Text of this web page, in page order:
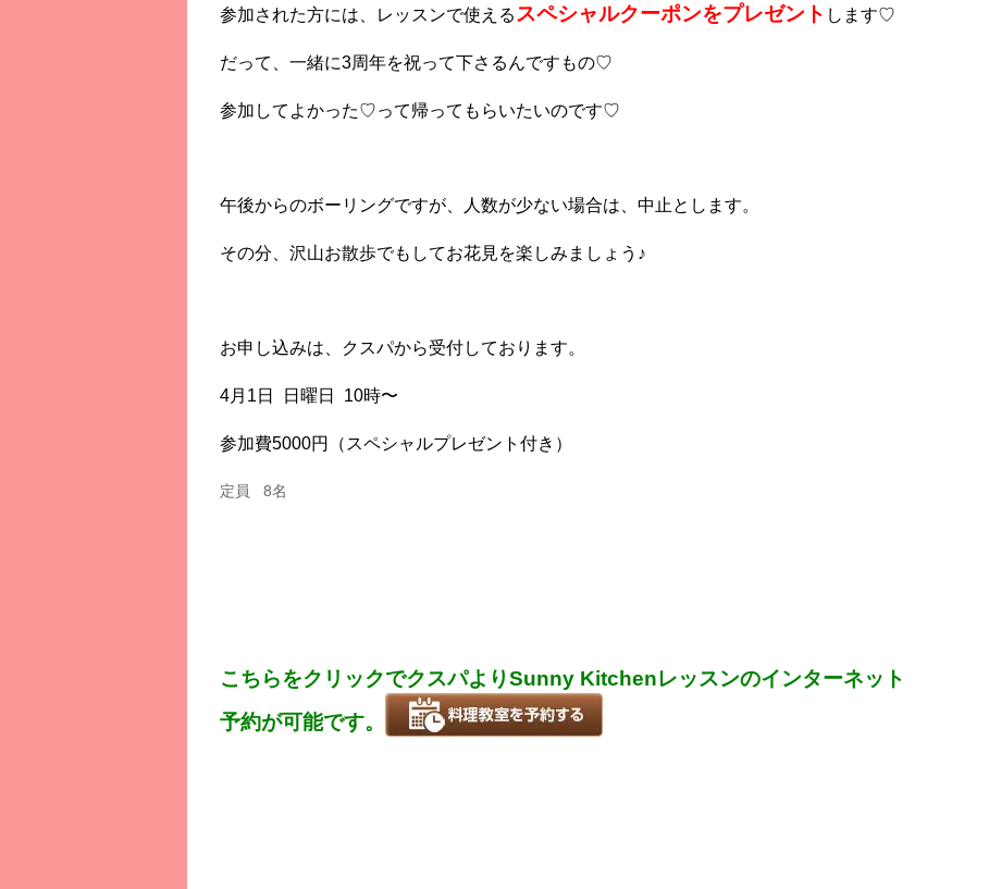
参加された方には、レッスンで使える スペシャルクーポンをプレゼント します♡
だって、一緒に3周年を祝って下さるんですもの♡
参加してよかった♡って帰ってもらいたいのです♡
午後からのボーリングですが、人数が少ない場合は、中止とします。
その分、沢山お散歩でもしてお花見を楽しみましょう♪
お申し込みは、クスパから受付しております。
4月1日 日曜日 10時〜
参加費5000円（スペシャルプレゼント付き）
定員 8名
こちらをクリックでクスパよりSunny Kitchenレッスンのインターネット
予約が可能です。